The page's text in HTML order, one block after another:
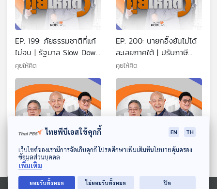
ดาวน์โหลด Thai PBS Podcast Application
EP. 199: ภัยธรรมชาติที่แก้
ไม่จบ | รัฐบาล Slow Down
หลังบ้านมีปัญหา | แถลงผล
งานรัฐบาล 90 วัน
คุยให้คิด
EP. 200: นายกอิ๊งยันไม่ได้
ละเลยภาคใต้ | ปรับภาษี
VAT 15% | บัญชีหวานใจบิ๊
กการเมือง
คุยให้คิด
EP. 201: พันธมิตร-กปปส.-
นปช. นัดคุยกัน | ภาษี
EP. 202: 2568 ปีโกลาหล
การเมือง | เพื่อไทย-ภูมิใจ
ไทยพีบีเอสใช้คุกกี้ EN TH
เว็บไซต์ของเรามีการจัดเก็บคุกกี้ โปรดศึกษาเพิ่มเติมที่นโยบายคุ้มครอง
ข้อมูลส่วนบุคคล
เพิ่มเติม
ยอมรับทั้งหมด ไม่ยอมรับทั้งหมด ปิด